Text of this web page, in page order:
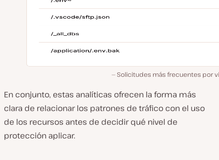
Solicitudes más frecuentes por
En conjunto, estas analíticas ofrecen la forma más
clara de relacionar los patrones de tráfico con el uso
de los recursos antes de decidir qué nivel de
protección aplicar.